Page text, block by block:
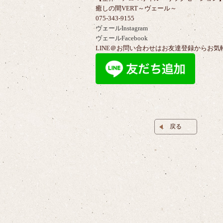
癒しの間VERT～ヴェール～
075-343-9155
ヴェールInstagram
ヴェールFacebook
LINE＠お問い合わせはお友達登録からお
戻る